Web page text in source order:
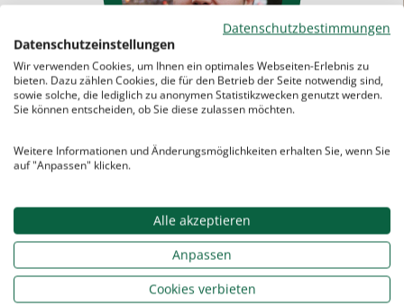
Florian:
Hey, ich bin Flo, bin 24 Jahre alt und studiere
während meiner Zeit in der Oberstufe erteilte
ich regelmäßig Nachhilfeunterricht. Unter
anderem war ich auch an einem Institut für
Dyskalkulie und Legasthenie tätig.
Datenschutzbestimmungen
Datenschutzeinstellungen
Wir verwenden Cookies, um Ihnen ein optimales Webseiten-Erlebnis zu
bieten. Dazu zählen Cookies, die für den Betrieb der Seite notwendig sind,
sowie solche, die lediglich zu anonymen Statistikzwecken genutzt werden.
Sie können entscheiden, ob Sie diese zulassen möchten.
Weitere Informationen und Änderungsmöglichkeiten erhalten Sie, wenn Sie
auf "Anpassen" klicken.
Alle akzeptieren
Anpassen
Cookies verbieten